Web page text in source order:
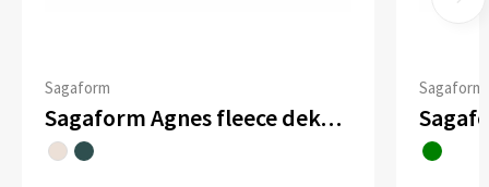
Sagaform
Sagaform Agnes fleece deken 130x170 cm
Sagaform